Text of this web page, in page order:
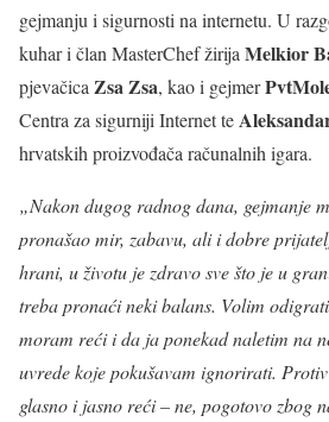
gejmanju i sigurnosti na internetu. U
kuhar i član MasterChef žirija Melkior
pjevačica Zsa Zsa, kao i gejmer
Centra za sigurniji Internet te
hrvatskih proizvođača računalnih igara.
„Nakon dugog radnog dana, gejmanje
pronašao mir, zabavu, ali i dobre
hrani, u životu je zdravo sve što je u
treba pronaći neki balans. Volim
moram reći i da ja ponekad naletim na
uvrede koje pokušavam ignorirati.
glasno i jasno reći – ne, pogotovo zbog